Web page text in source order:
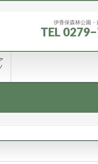
伊香保森林公園
TEL